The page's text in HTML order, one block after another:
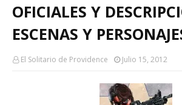
OFICIALES Y
ESCENAS Y
El Solitario de Providence Julio 15, 2012